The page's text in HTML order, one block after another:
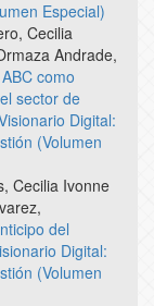
Especial)
Cecilia
Andrade,
como
sector de
Digital:
(Volumen
Cecilia Ivonne
del
Digital:
(Volumen